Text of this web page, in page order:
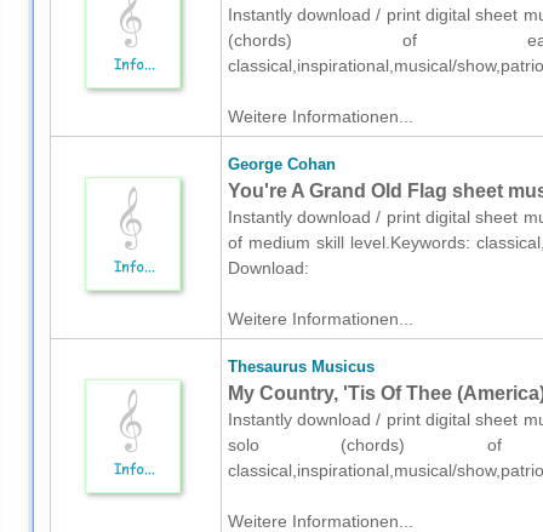
Instantly download / print digital sheet
(chords) of
classical,inspirational,musical/
Weitere Informationen...
George Cohan
You're A Grand Old Flag sheet
Instantly download / print digital sheet
of medium skill level.Keywords:
Download:
Weitere Informationen...
Thesaurus Musicus
My Country, 'Tis Of Thee
Instantly download / print digital sheet
solo (chords) of
classical,inspirational,musical/
Weitere Informationen...